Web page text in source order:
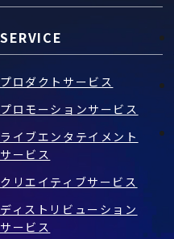
SERVICE
プロダクトサービス
プロモーションサービス
ライブエンタテイメント
サービス
クリエイティブサービス
ディストリビューション
サービス